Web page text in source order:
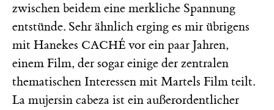
zwischen beidem eine merkliche Spannung
entstünde. Sehr ähnlich erging es mir übrigens
mit Hanekes CACHÉ vor ein paar Jahren,
einem Film, der sogar einige der zentralen
thematischen Interessen mit Martels Film teilt.
La mujersin cabeza ist ein außerordentlicher